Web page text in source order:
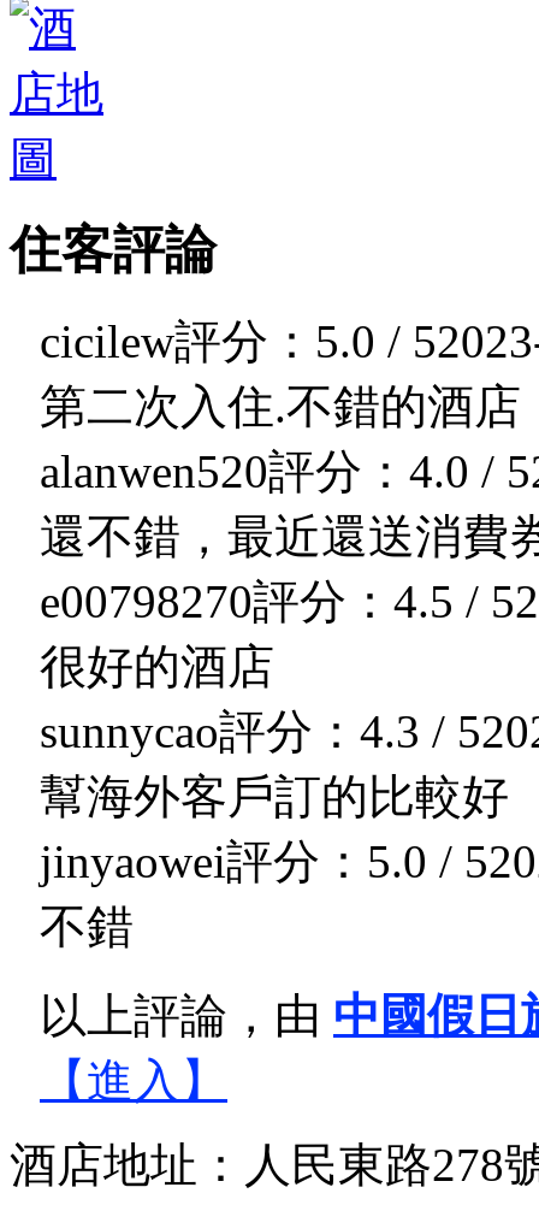
住客評論
cicilew評分：5.0 / 5
第二次入住.不錯的酒店
alanwen520評分：4.0 / 5
還不錯，最近還送消費
e00798270評分：4.5 / 5
很好的酒店
sunnycao評分：4.3 / 5
幫海外客戶訂的比較好
jinyaowei評分：5.0 / 5
不錯
以上評論，由 中國假日
【進入】
酒店地址：人民東路278